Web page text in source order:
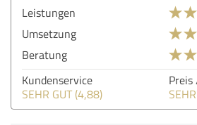
Leistungen
Umsetzung
Beratung
Kundenservice
SEHR GUT (4,88)